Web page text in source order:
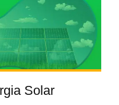
Solar